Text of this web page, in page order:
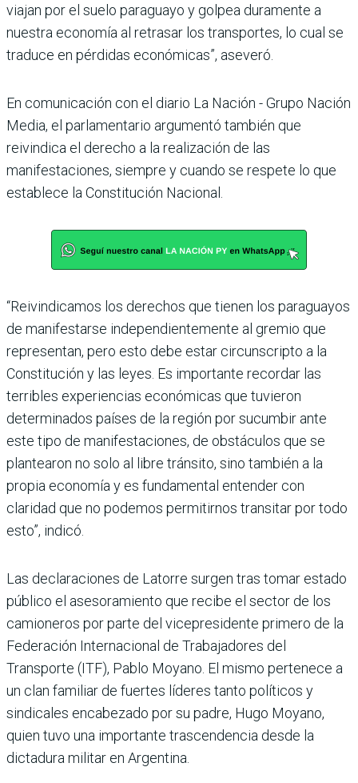
viajan por el suelo paraguayo y golpea duramente a
nuestra economía al retrasar los transportes, lo cual se
traduce en pérdidas económicas”, aseveró.
En comunicación con el diario La Nación - Grupo Nación
Media, el parlamentario argumentó también que
reivindica el derecho a la realización de las
manifestaciones, siempre y cuando se respete lo que
establece la Constitución Nacional.
“Reivindicamos los derechos que tienen los paraguayos
de manifestarse independientemente al gremio que
representan, pero esto debe estar circunscripto a la
Constitución y las leyes. Es importante recordar las
terribles experiencias económicas que tuvieron
determinados países de la región por sucumbir ante
este tipo de manifestaciones, de obstáculos que se
plantearon no solo al libre tránsito, sino también a la
propia economía y es fundamental entender con
claridad que no podemos permitirnos transitar por todo
esto”, indicó.
Las declaraciones de Latorre surgen tras tomar estado
público el asesoramiento que recibe el sector de los
camioneros por parte del vicepresidente primero de la
Federación Internacional de Trabajadores del
Transporte (ITF), Pablo Moyano. El mismo pertenece a
un clan familiar de fuertes líderes tanto políticos y
sindicales encabezado por su padre, Hugo Moyano,
quien tuvo una importante trascendencia desde la
dictadura militar en Argentina.